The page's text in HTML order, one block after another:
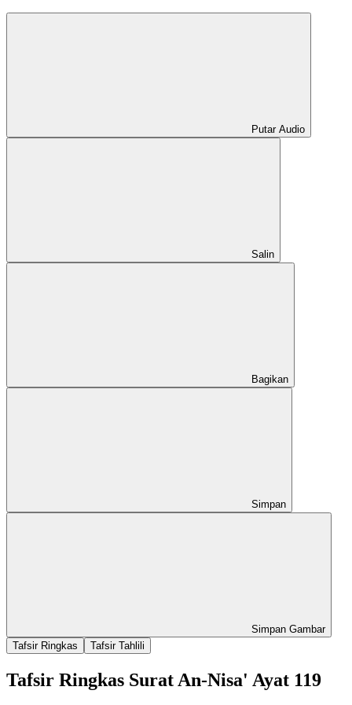
Putar Audio
Salin
Bagikan
Simpan
Simpan Gambar
Tafsir Ringkas
Tafsir Tahlili
Tafsir Ringkas Surat An-Nisa' Ayat 119